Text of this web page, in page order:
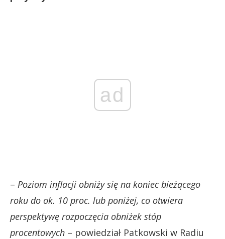
ad
– Poziom inflacji obniży się na koniec bieżącego
roku do ok. 10 proc. lub poniżej, co otwiera
perspektywę rozpoczęcia obniżek stóp
procentowych – powiedział Patkowski w Radiu